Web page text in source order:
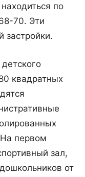
по
70. Эти
застройки.
квадратных
первом
зал,
от